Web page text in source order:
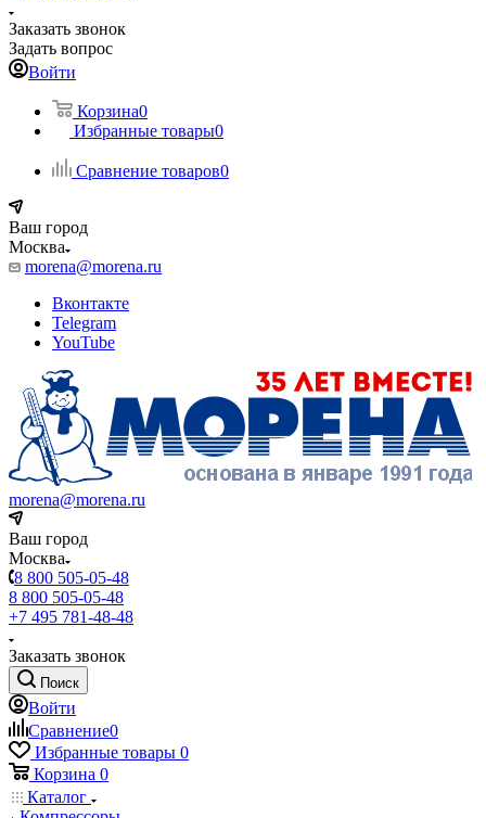
Заказать звонок
Задать вопрос
Войти
Корзина0
Избранные товары0
Сравнение товаров0
Ваш город
Москва
morena@morena.ru
Вконтакте
Telegram
YouTube
morena@morena.ru
Ваш город
Москва
8 800 505-05-48
8 800 505-05-48
+7 495 781-48-48
Заказать звонок
Поиск
Войти
Сравнение0
Избранные товары 0
Корзина 0
Каталог